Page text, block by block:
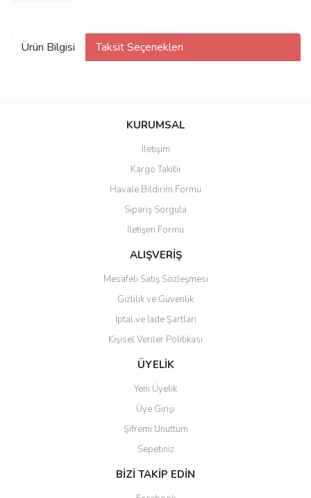
Ürün Bilgisi Taksit Seçenekleri
KURUMSAL
İletişim
Kargo Takibi
Havale Bildirim Formu
Sipariş Sorgula
İletişim Formu
ALIŞVERİŞ
Mesafeli Satış Sözleşmesi
Gizlilik ve Güvenlik
İptal ve İade Şartları
Kişisel Veriler Politikası
ÜYELİK
Yeni Üyelik
Üye Girişi
Şifremi Unuttum
Sepetiniz
BİZİ TAKİP EDİN